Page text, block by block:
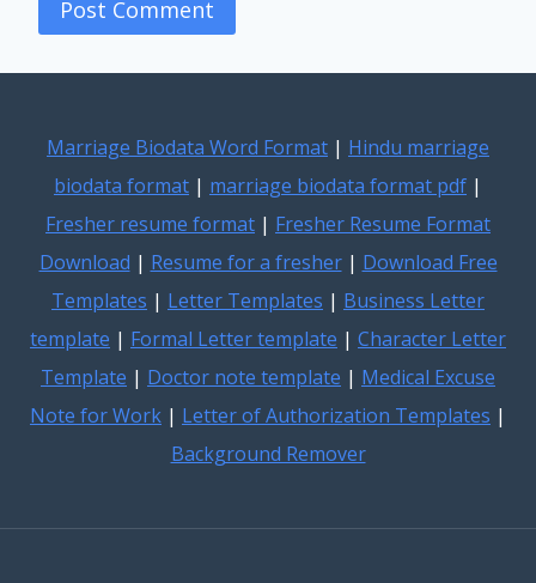
Marriage Biodata Word Format | Hindu marriage
biodata format | marriage biodata format pdf |
Fresher resume format | Fresher Resume Format
Download | Resume for a fresher| Download Free
Templates | Letter Templates | Business Letter
template | Formal Letter template | Character Letter
Template | Doctor note template | Medical Excuse
Note for Work | Letter of Authorization Templates |
Background Remover